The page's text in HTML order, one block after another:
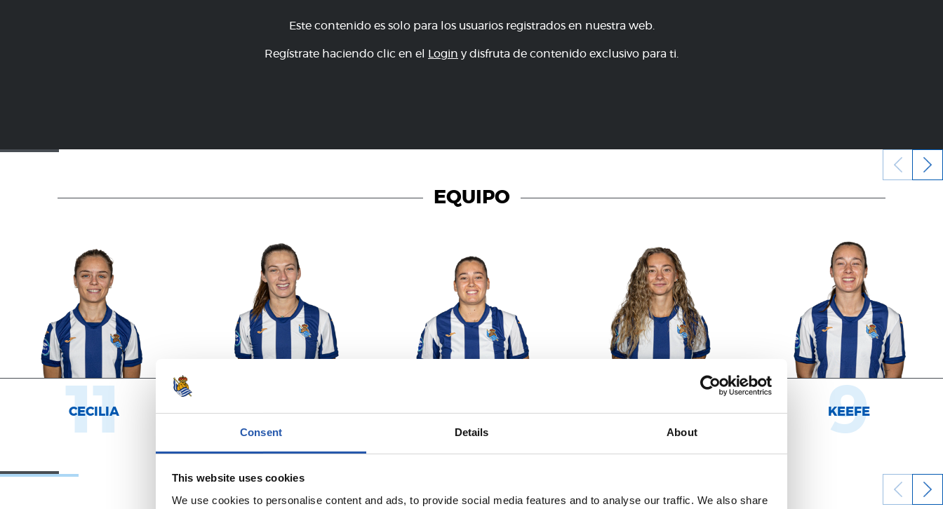
Consent Details About
This website uses cookies
We use cookies to personalise content and ads, to provide social media features and to analyse our traffic. We also share
Este contenido es solo para los usuarios registrados en nuestra web.
Regístrate haciendo clic en el Login y disfruta de contenido exclusivo para ti.
EQUIPO
CECILIA
11 AROLA A.
19 CAMI
7 AINHOA MARÍN
8 KEEFE
9